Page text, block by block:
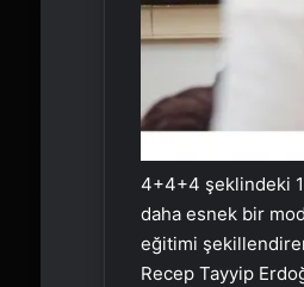
4+4+4 şeklindeki
daha esnek bir
eğitimi
Recep Tayyip